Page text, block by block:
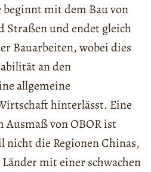
mit dem Bau von
Straßen und endet gleich
Bauarbeiten, wobei dies
an den
allgemeine
hinterlässt. Eine
von OBOR ist
nicht die Regionen Chinas,
mit einer schwachen